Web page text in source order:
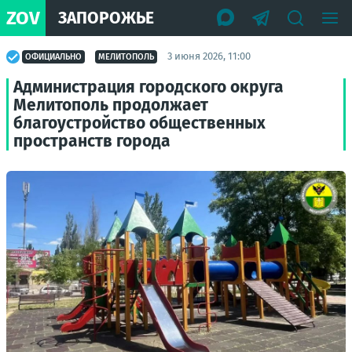
ZOV ЗАПОРОЖЬЕ
ОФИЦИАЛЬНО МЕЛИТОПОЛЬ 3 июня 2026, 11:00
Администрация городского округа
Мелитополь продолжает
благоустройство общественных
пространств города